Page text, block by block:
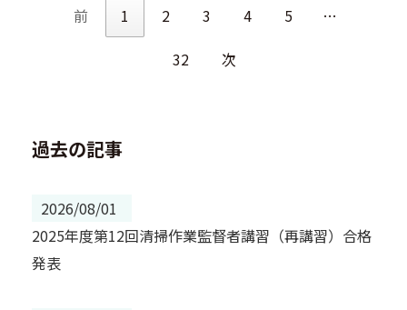
前 1 2 3 4 5
…
32
次
過去の記事
2026/08/01
2025年度第12回清掃作業監督者講習（再講習）合格
発表